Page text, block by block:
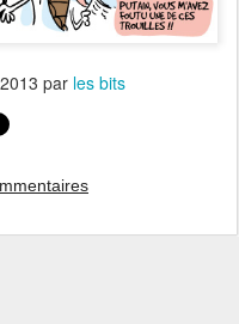
par les bits